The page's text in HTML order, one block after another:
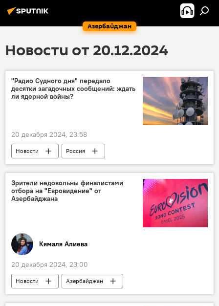
Азербайджан
Новости от 20.12.2024
"Радио Судного дня" передало
десятки загадочных сообщений: ждать
ли ядерной войны?
20 декабря 2024, 23:58
Новости
Россия
"Радиостанция Судного дня"
радиостанция УВБ-76
радиосигнал
Ядерный удар
"жужжалка"
паранормальные явления
государственная граница
Москва
загадка
СССР
Зрители недовольны финалистами
отбора на "Евровидение" от
Азербайджана
Кямаля Алиева
20 декабря 2024, 23:00
Новости
Азербайджан
"Евровидение-2025"
национальный отбор